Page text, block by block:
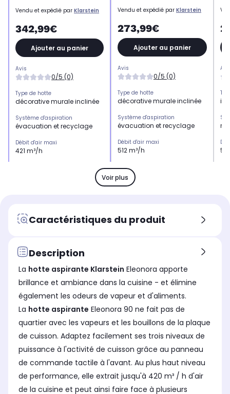
Vendu et expédié par Klarstein
342,99€
Ajouter au panier
Avis
0/5 (0)
Type de hotte
décorative murale inclinée
Système d'aspiration
évacuation et recyclage
Débit d'air maxi
421 m³/h
Nombre de vitesse d'aspiration
3.0
2
Nombre de filtre à charbon
2
Chine
Vendu et expédié par Klarstein
273,99€
Ajouter au panier
Avis
0/5 (0)
Type de hotte
décorative murale inclinée
Système d'aspiration
évacuation et recyclage
Débit d'air maxi
512 m³/h
Niveau sonore maxi
62 dB
Nombre de vitesse d'aspiration
3.0
Nombre de filtre à charbon
2
Chine
ilot
Voir plus
Caractéristiques du produit
Description
La hotte aspirante Klarstein Eleonora apporte
brillance et ambiance dans la cuisine - et élimine
également les odeurs de vapeur et d'aliments.
La hotte aspirante Eleonora 90 ne fait pas de
quartier avec les vapeurs et les bouillons de la plaque
de cuisson. Adaptez facilement ses trois niveaux de
puissance à l'activité de cuisson grâce au panneau
de commande tactile à l'avant. Au plus haut niveau
de performance, elle extrait jusqu'à 420 m³ / h d'air
de la cuisine et peut ainsi faire face à plusieurs